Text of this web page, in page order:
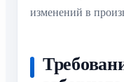
изменений в